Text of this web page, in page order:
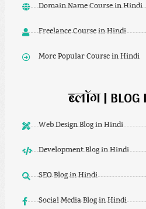
Domain Name Course in Hindi
Freelance Course in Hindi
More Popular Course in Hindi
ब्लॉग | BLOG
Web Design Blog in Hindi
Development Blog in Hindi
SEO Blog in Hindi
Social Media Blog in Hindi